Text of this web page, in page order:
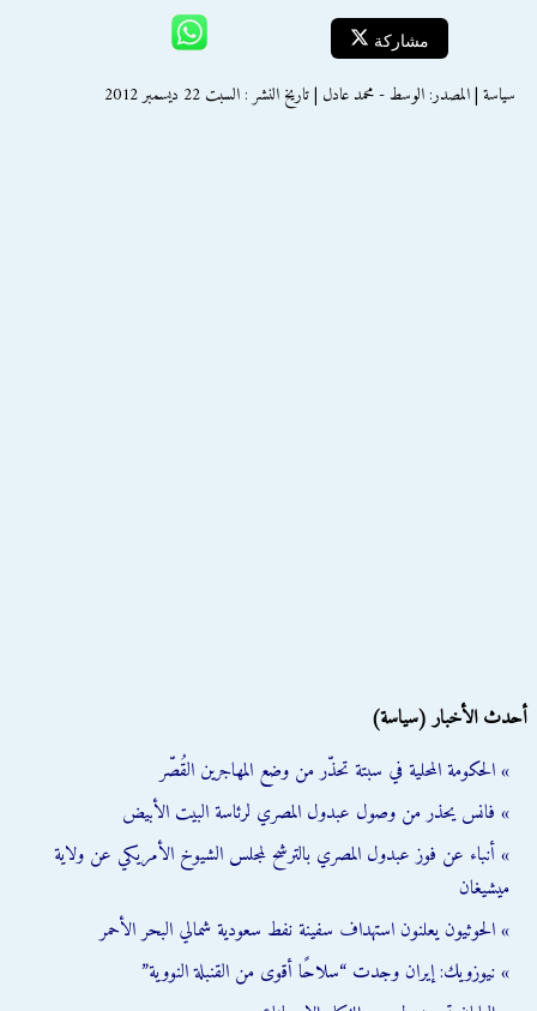
مشاركة
سياسة | المصدر: الوسط - محمد عادل | تاريخ النشر : السبت 22 ديسمبر 2012
أحدث الأخبار (سياسة)
» الحكومة المحلية في سبتة تحذّر من وضع المهاجرين القُصّر
» فانس يحذر من وصول عبدول المصري لرئاسة البيت الأبيض
» أنباء عن فوز عبدول المصري بالترشح لمجلس الشيوخ الأمريكي عن ولاية
ميشيغان
» الحوثيون يعلنون استهداف سفينة نفط سعودية شمالي البحر الأحمر
» نيوزويك: إيران وجدت “سلاحًا أقوى من القنبلة النووية”